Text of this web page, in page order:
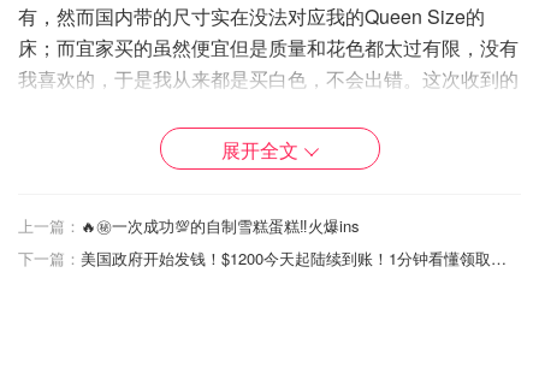
有，然而国内带的尺寸实在没法对应我的Queen Size的
床；而宜家买的虽然便宜但是质量和花色都太过有限，没有
我喜欢的，于是我从来都是买白色，不会出错。这次收到的
赞不绝口！跟我男票一顿夸来着！今天详细给大家测评测评
THXSILK 太湖雪丝绸的品牌故事
展开全文
上一篇： 🔥㊙️一次成功💯的自制雪糕蛋糕‼️火爆ins
下一篇：
美国政府开始发钱！$1200今天起陆续到账！1分钟看懂领取攻略